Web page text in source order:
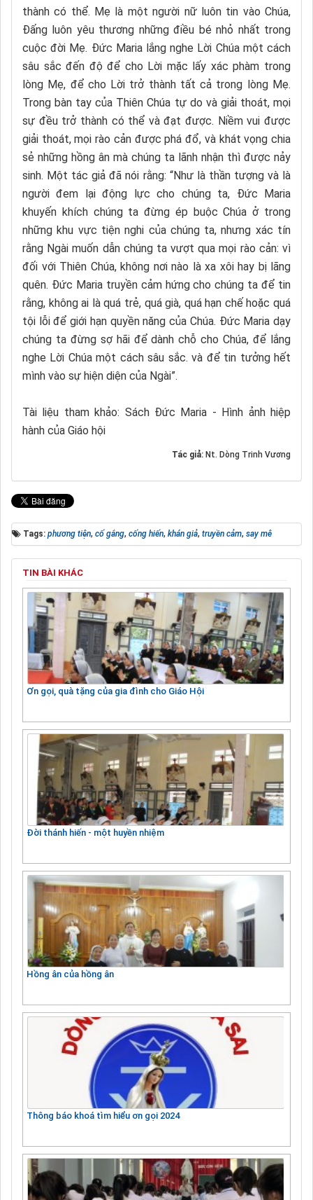
thành có thể. Mẹ là một người nữ luôn tin vào Chúa,
Đấng luôn yêu thương những điều bé nhỏ nhất trong
cuộc đời Mẹ. Đức Maria lắng nghe Lời Chúa một cách
sâu sắc đến độ để cho Lời mặc lấy xác phàm trong
lòng Mẹ, để cho Lời trở thành tất cả trong lòng Mẹ.
Trong bàn tay của Thiên Chúa tự do và giải thoát, mọi
sự đều trở thành có thể và đạt được. Niềm vui được
giải thoát, mọi rào cản được phá đổ, và khát vọng chia
sẻ những hồng ân mà chúng ta lãnh nhận thì được nảy
sinh. Một tác giả đã nói rằng: “Như là thần tượng và là
người đem lại động lực cho chúng ta, Đức Maria
khuyến khích chúng ta đừng ép buộc Chúa ở trong
những khu vực tiện nghi của chúng ta, nhưng xác tín
rằng Ngài muốn dẫn chúng ta vượt qua mọi rào cản: vì
đối với Thiên Chúa, không nơi nào là xa xôi hay bị lãng
quên. Đức Maria truyền cảm hứng cho chúng ta để tin
rằng, không ai là quá trẻ, quá già, quá hạn chế hoặc quá
tội lỗi để giới hạn quyền năng của Chúa. Đức Maria dạy
chúng ta đừng sợ hãi để dành chỗ cho Chúa, để lắng
nghe Lời Chúa một cách sâu sắc. và để tin tưởng hết
mình vào sự hiện diện của Ngài”.
Tài liệu tham khảo: Sách Đức Maria - Hình ảnh hiệp
hành của Giáo hội
Tác giả: Nt. Dòng Trinh Vương
Tags: phương tiện, cố gắng, cống hiến, khán giả, truyền cảm, say mê
TIN BÀI KHÁC
Ơn gọi, quà tặng của gia đình cho Giáo Hội
Đời thánh hiến - một huyền nhiệm
Hồng ân của hồng ân
Thông báo khoá tìm hiểu ơn gọi 2024